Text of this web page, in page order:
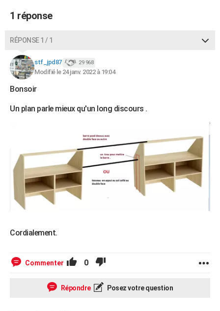
Bricolage
Lifestyle
Culture
Sport
Auto
Television
Voyage
Cinema
1 réponse
RÉPONSE 1 / 1
stf_jpd87 29 968
Modifié le 24 janv. 2022 à 19:04
Bonsoir
Un plan parle mieux qu'un long discours .
Cordialement.
Commenter 0
Répondre Posez votre question